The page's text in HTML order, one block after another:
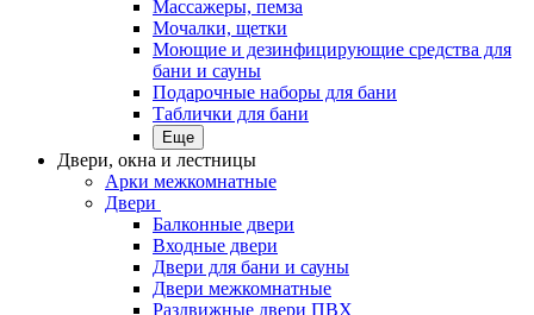
Массажеры, пемза
Мочалки, щетки
Моющие и дезинфицирующие средства для
бани и сауны
Подарочные наборы для бани
Таблички для бани
Еще
Двери, окна и лестницы
Арки межкомнатные
Двери
Балконные двери
Входные двери
Двери для бани и сауны
Двери межкомнатные
Раздвижные двери ПВХ